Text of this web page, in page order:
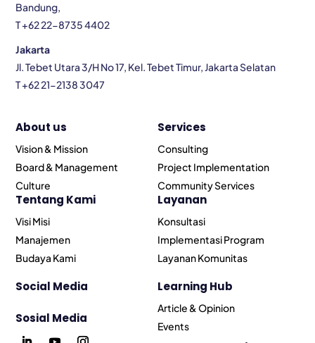
Bandung,
T +62 22-8735 4402
Jakarta
Jl. Tebet Utara 3/H No 17, Kel. Tebet Timur, Jakarta Selatan
T +62 21-2138 3047
About us
Vision & Mission
Board & Management
Culture
Tentang Kami
Visi Misi
Manajemen
Budaya Kami
Social Media
Sosial Media
Services
Consulting
Project Implementation
Community Services
Layanan
Konsultasi
Implementasi Program
Layanan Komunitas
Learning Hub
Article & Opinion
Events